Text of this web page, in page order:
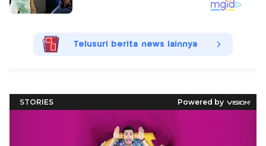
Telusuri berita news lainnya